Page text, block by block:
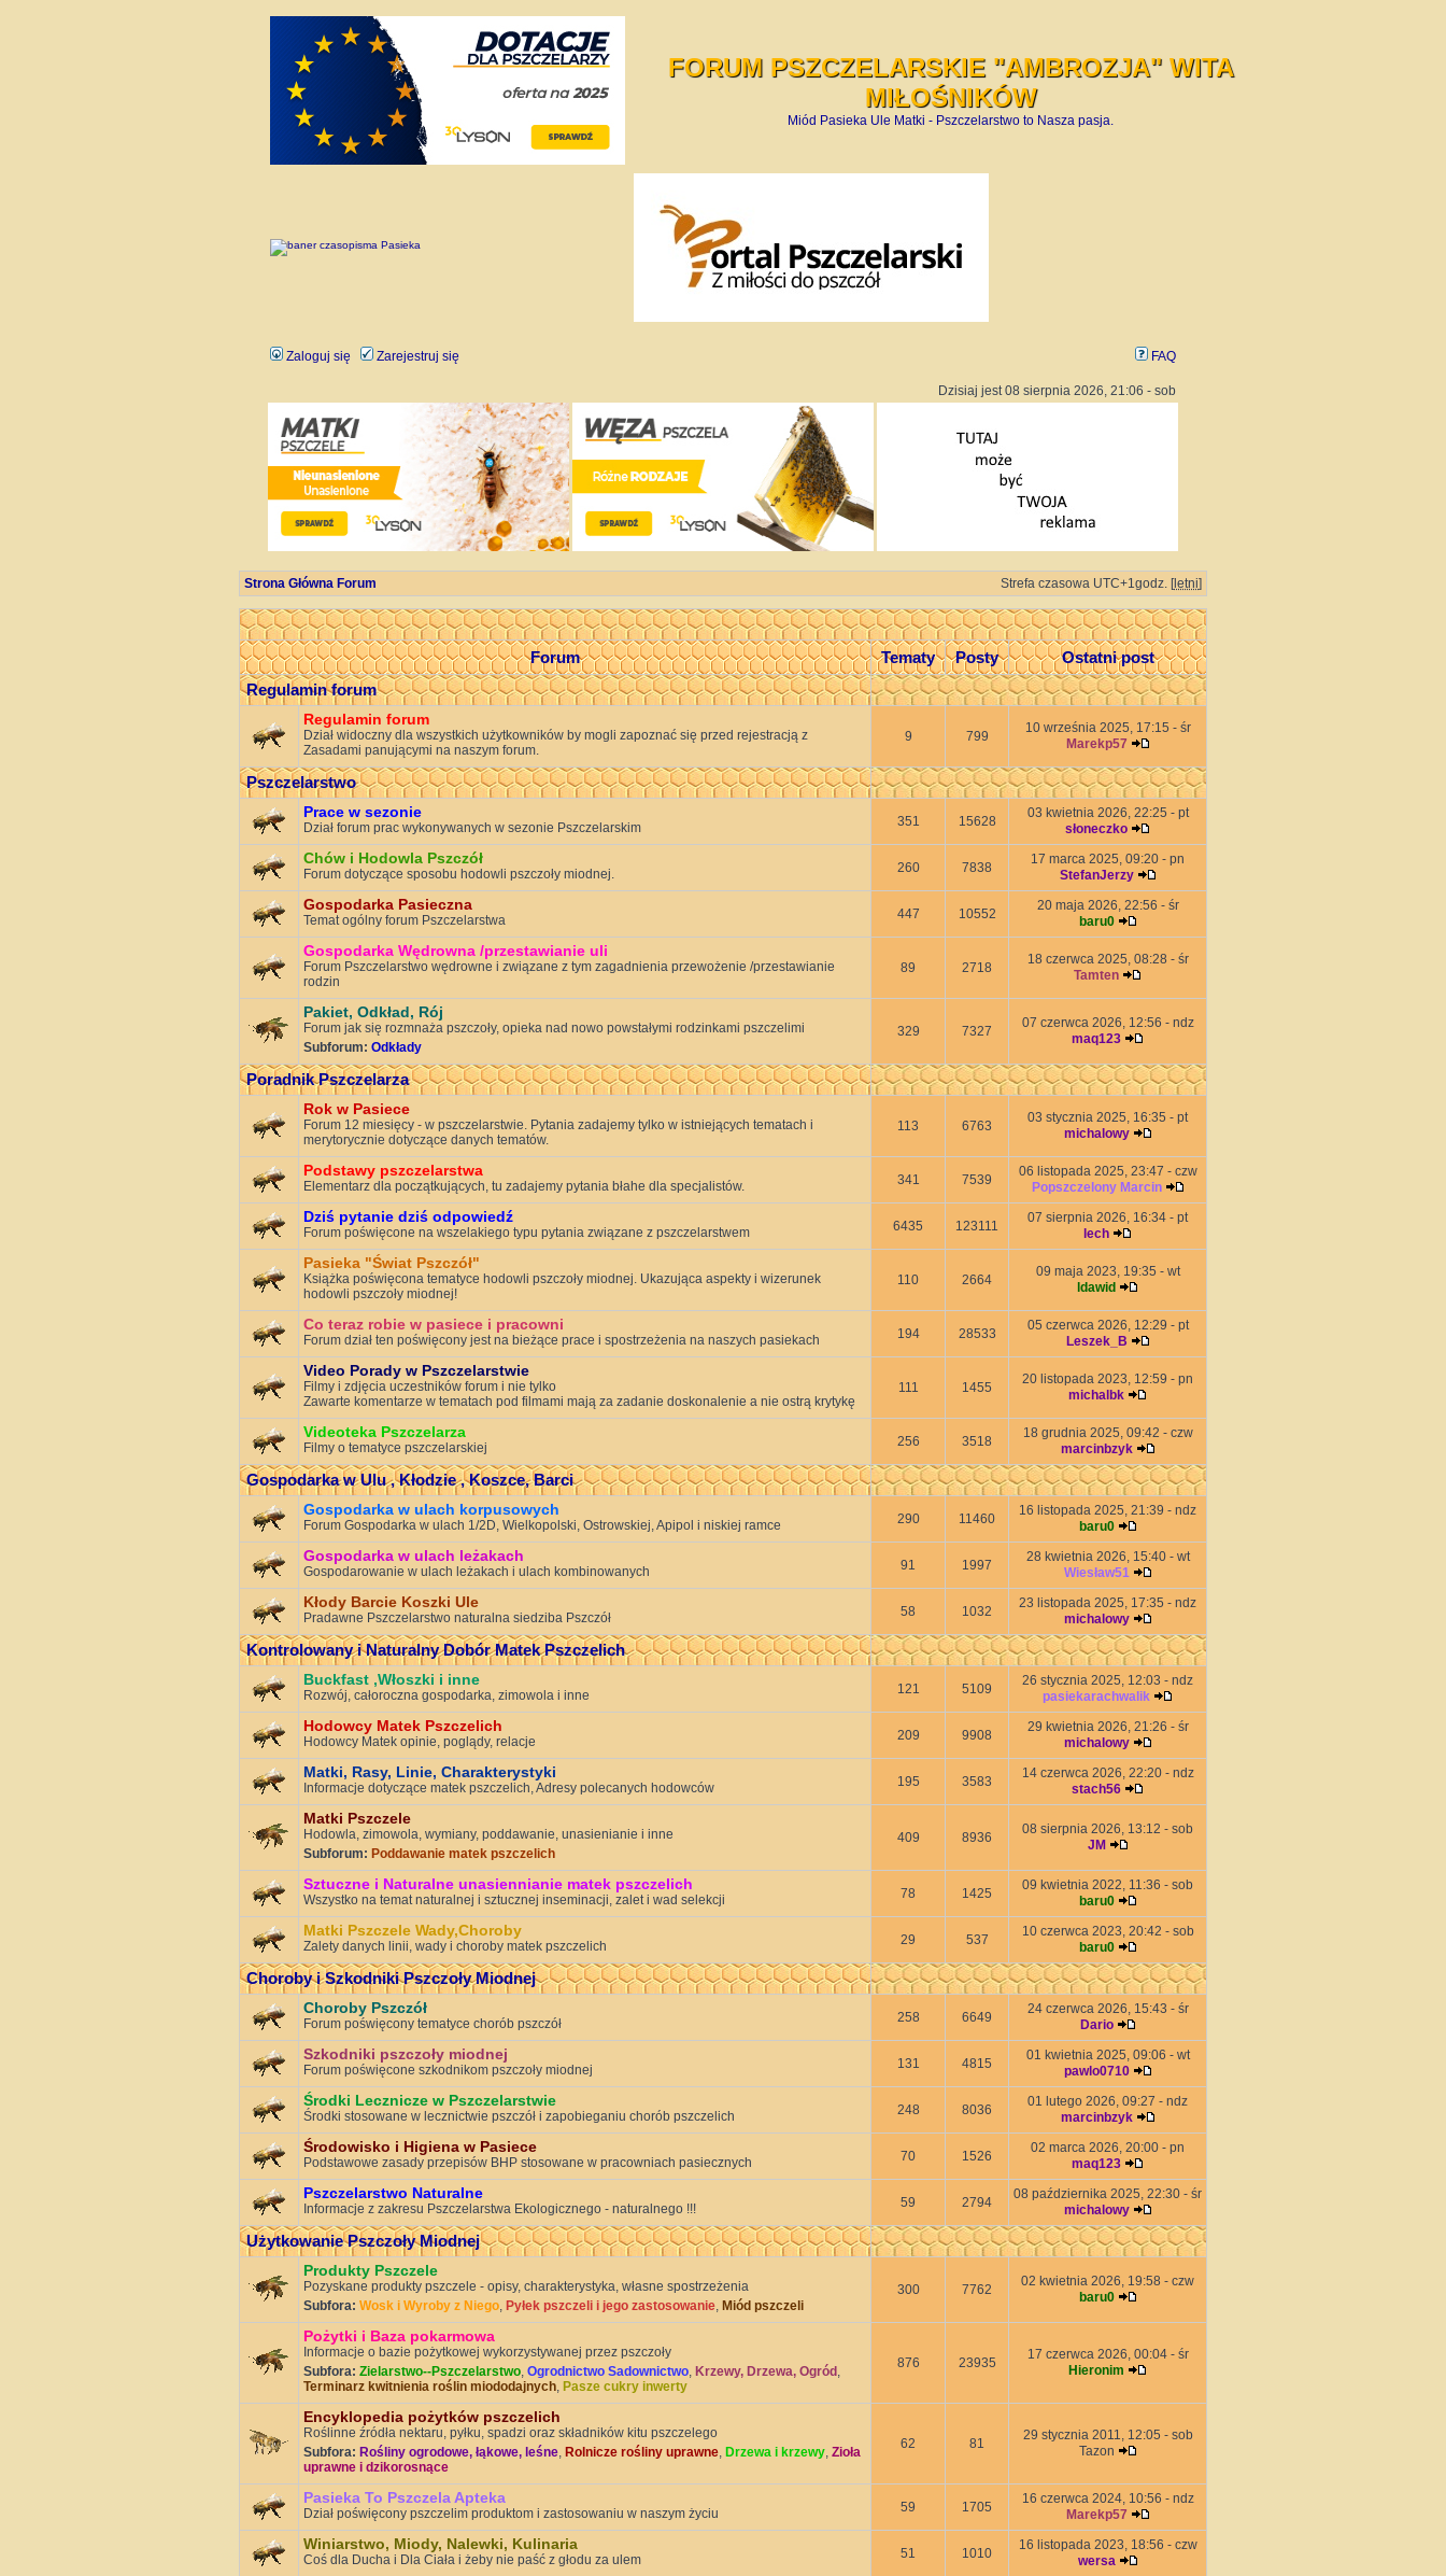
FORUM PSZCZELARSKIE "AMBROZJA" WITA
MIŁOŚNIKÓW
Miód Pasieka Ule Matki - Pszczelarstwo to Nasza pasja.
Zaloguj się Zarejestruj się FAQ
Dzisiaj jest 08 sierpnia 2026, 21:06 - sob
Strona Główna Forum Strefa czasowa UTC+1godz. [letni]
Forum Tematy Posty
Ostatni post
Regulamin forum
Regulamin forum
Dział widoczny dla wszystkich użytkowników by mogli zapoznać się przed rejestracją z
Zasadami panującymi na naszym forum.
9 799
10 września 2025, 17:15 - śr
Marekp57
Pszczelarstwo
Prace w sezonie
Dział forum prac wykonywanych w sezonie Pszczelarskim 351 15628
03 kwietnia 2026, 22:25 - pt
słoneczko
Chów i Hodowla Pszczół
Forum dotyczące sposobu hodowli pszczoły miodnej. 260 7838
17 marca 2025, 09:20 - pn
StefanJerzy
Gospodarka Pasieczna
Temat ogólny forum Pszczelarstwa 447 10552
20 maja 2026, 22:56 - śr
baru0
Gospodarka Wędrowna /przestawianie uli
Forum Pszczelarstwo wędrowne i związane z tym zagadnienia przewożenie /przestawianie
rodzin
89 2718
18 czerwca 2025, 08:28 - śr
Tamten
Pakiet, Odkład, Rój
Forum jak się rozmnaża pszczoły, opieka nad nowo powstałymi rodzinkami pszczelimi
Subforum: Odkłady
329 7327
07 czerwca 2026, 12:56 - ndz
maq123
Poradnik Pszczelarza
Rok w Pasiece
Forum 12 miesięcy - w pszczelarstwie. Pytania zadajemy tylko w istniejących tematach i
merytorycznie dotyczące danych tematów.
113 6763
03 stycznia 2025, 16:35 - pt
michalowy
Podstawy pszczelarstwa
Elementarz dla początkujących, tu zadajemy pytania błahe dla specjalistów. 341 7539
06 listopada 2025, 23:47 - czw
Popszczelony Marcin
Dziś pytanie dziś odpowiedź
Forum poświęcone na wszelakiego typu pytania związane z pszczelarstwem 6435 123111
07 sierpnia 2026, 16:34 - pt
lech
Pasieka "Świat Pszczół"
Książka poświęcona tematyce hodowli pszczoły miodnej. Ukazująca aspekty i wizerunek
hodowli pszczoły miodnej!
110 2664
09 maja 2023, 19:35 - wt
ldawid
Co teraz robie w pasiece i pracowni
Forum dział ten poświęcony jest na bieżące prace i spostrzeżenia na naszych pasiekach 194 28533
05 czerwca 2026, 12:29 - pt
Leszek_B
Video Porady w Pszczelarstwie
Filmy i zdjęcia uczestników forum i nie tylko
Zawarte komentarze w tematach pod filmami mają za zadanie doskonalenie a nie ostrą krytykę
111 1455
20 listopada 2023, 12:59 - pn
michalbk
Videoteka Pszczelarza
Filmy o tematyce pszczelarskiej 256 3518
18 grudnia 2025, 09:42 - czw
marcinbzyk
Gospodarka w Ulu , Kłodzie , Koszce, Barci
Gospodarka w ulach korpusowych
Forum Gospodarka w ulach 1/2D, Wielkopolski, Ostrowskiej, Apipol i niskiej ramce 290 11460
16 listopada 2025, 21:39 - ndz
baru0
Gospodarka w ulach leżakach
Gospodarowanie w ulach leżakach i ulach kombinowanych 91 1997
28 kwietnia 2026, 15:40 - wt
Wiesław51
Kłody Barcie Koszki Ule
Pradawne Pszczelarstwo naturalna siedziba Pszczół 58 1032
23 listopada 2025, 17:35 - ndz
michalowy
Kontrolowany i Naturalny Dobór Matek Pszczelich
Buckfast ,Włoszki i inne
Rozwój, całoroczna gospodarka, zimowola i inne 121 5109
26 stycznia 2025, 12:03 - ndz
pasiekarachwalik
Hodowcy Matek Pszczelich
Hodowcy Matek opinie, poglądy, relacje 209 9908
29 kwietnia 2026, 21:26 - śr
michalowy
Matki, Rasy, Linie, Charakterystyki
Informacje dotyczące matek pszczelich, Adresy polecanych hodowców 195 3583
14 czerwca 2026, 22:20 - ndz
stach56
Matki Pszczele
Hodowla, zimowola, wymiany, poddawanie, unasienianie i inne
Subforum: Poddawanie matek pszczelich
409 8936
08 sierpnia 2026, 13:12 - sob
JM
Sztuczne i Naturalne unasiennianie matek pszczelich
Wszystko na temat naturalnej i sztucznej inseminacji, zalet i wad selekcji 78 1425
09 kwietnia 2022, 11:36 - sob
baru0
Matki Pszczele Wady,Choroby
Zalety danych linii, wady i choroby matek pszczelich 29 537
10 czerwca 2023, 20:42 - sob
baru0
Choroby i Szkodniki Pszczoły Miodnej
Choroby Pszczół
Forum poświęcony tematyce chorób pszczół 258 6649
24 czerwca 2026, 15:43 - śr
Dario
Szkodniki pszczoły miodnej
Forum poświęcone szkodnikom pszczoły miodnej 131 4815
01 kwietnia 2025, 09:06 - wt
pawlo0710
Środki Lecznicze w Pszczelarstwie
Środki stosowane w lecznictwie pszczół i zapobieganiu chorób pszczelich 248 8036
01 lutego 2026, 09:27 - ndz
marcinbzyk
Środowisko i Higiena w Pasiece
Podstawowe zasady przepisów BHP stosowane w pracowniach pasiecznych 70 1526
02 marca 2026, 20:00 - pn
maq123
Pszczelarstwo Naturalne
Informacje z zakresu Pszczelarstwa Ekologicznego - naturalnego !!! 59 2794
08 października 2025, 22:30 - śr
michalowy
Użytkowanie Pszczoły Miodnej
Produkty Pszczele
Pozyskane produkty pszczele - opisy, charakterystyka, własne spostrzeżenia
Subfora: Wosk i Wyroby z Niego, Pyłek pszczeli i jego zastosowanie, Miód pszczeli
300 7762
02 kwietnia 2026, 19:58 - czw
baru0
Pożytki i Baza pokarmowa
Informacje o bazie pożytkowej wykorzystywanej przez pszczoły
Subfora: Zielarstwo--Pszczelarstwo, Ogrodnictwo Sadownictwo, Krzewy, Drzewa, Ogród ,
Terminarz kwitnienia roślin miododajnych, Pasze cukry inwerty
876 23935
17 czerwca 2026, 00:04 - śr
Hieronim
Encyklopedia pożytków pszczelich
Roślinne źródła nektaru, pyłku, spadzi oraz składników kitu pszczelego
Subfora: Rośliny ogrodowe, łąkowe, leśne, Rolnicze rośliny uprawne, Drzewa i krzewy, Zioła
uprawne i dzikorosnące
62 81
29 stycznia 2011, 12:05 - sob
Tazon
Pasieka To Pszczela Apteka
Dział poświęcony pszczelim produktom i zastosowaniu w naszym życiu 59 1705
16 czerwca 2024, 10:56 - ndz
Marekp57
Winiarstwo, Miody, Nalewki, Kulinaria
Coś dla Ducha i Dla Ciała i żeby nie paść z głodu za ulem 51 1010
16 listopada 2023, 18:56 - czw
wersa